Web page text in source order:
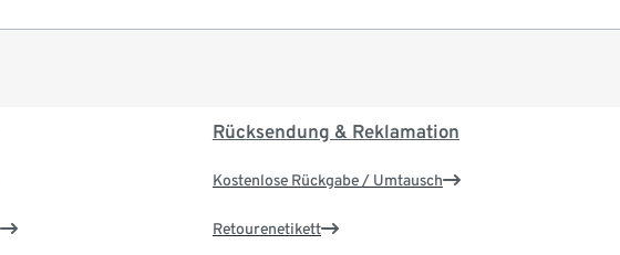
Rücksendung & Reklamation
Kostenlose Rückgabe / Umtausch
Retourenetikett